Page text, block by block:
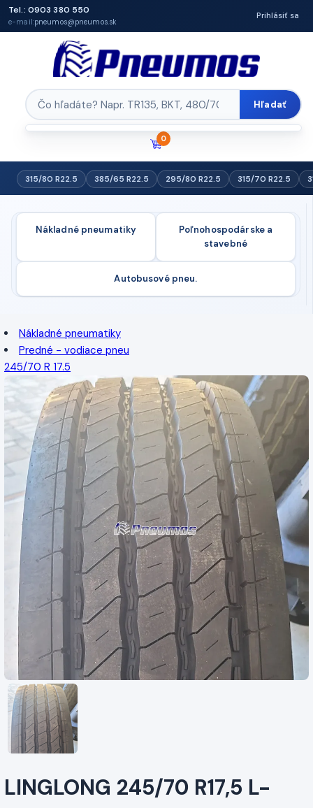
Tel.: 0903 380 550
e-mail:pneumos@pneumos.sk
Prihlásiť sa
Hľadať
0
315/80 R22.5 385/65 R22.5 295/80 R22.5 315/70 R22.5
Nákladné pneumatiky
Poľnohospodárske a
stavebné
Autobusové pneu.
Nákladné pneumatiky
Predné - vodiace pneu
245/70 R 17.5
LINGLONG 245/70 R17,5 L-